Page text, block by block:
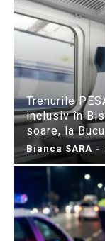
Trenurile
inclusiv în
soare, la
Bianca SARA -